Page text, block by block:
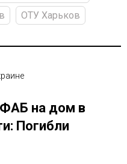
ОТУ Харьков
на дом в
Погибли